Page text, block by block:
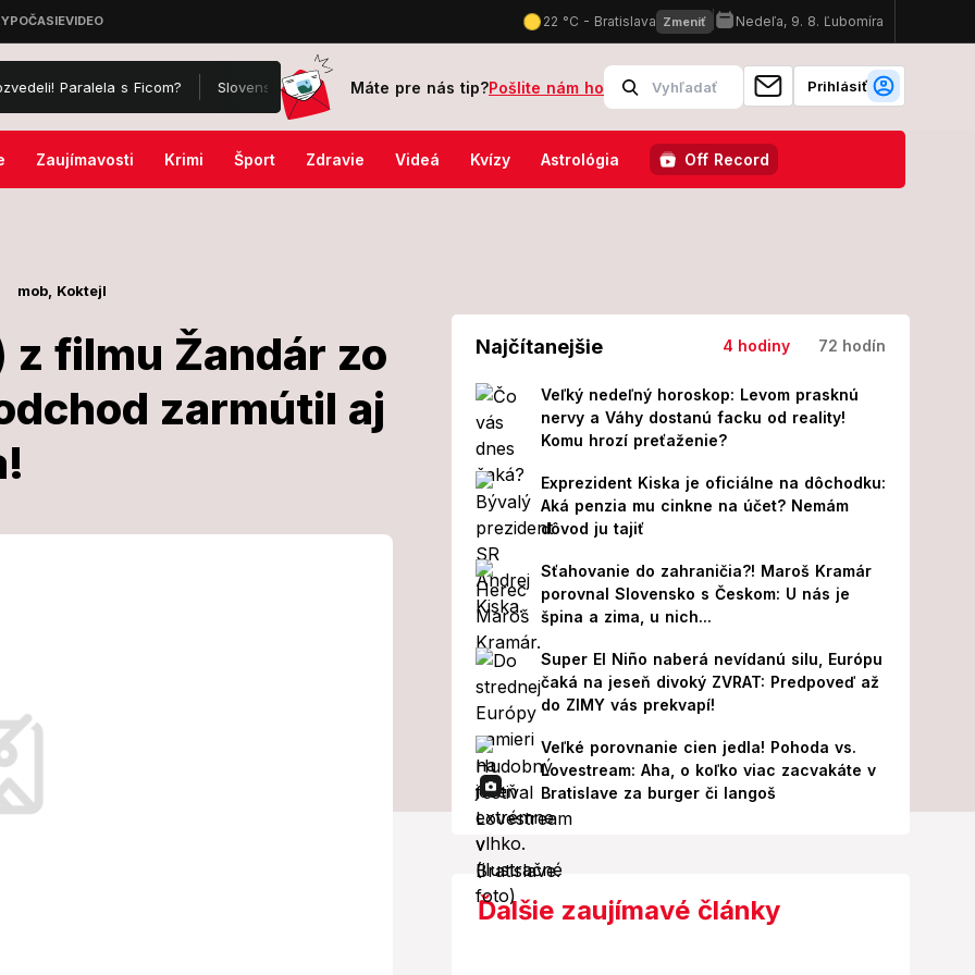
s Ficom? Slovenskí hasiči bojujú s ničivými požiarmi vo Francúzsku: Do akcie musela vyraziť aj helikoptéra! Desivá noc na
Máte pre nás tip?Pošlite nám ho Prihlásiť
Zaujímavosti Krimi Šport Zdravie Videá Kvízy Astrológia Off Record
mob, Koktejl
filmu Žandár zo
zarmútil aj
84) z filmu
Tropez: Jeho
populárnej šou Pevnosť Boyard,
Najčítanejšie 4 hodiny 72 hodín
Veľký nedeľný horoskop: Levom prasknú
nervy a Váhy dostanú facku od reality!
Komu hrozí preťaženie?
Exprezident Kiska je oficiálne na dôchodku:
Aká penzia mu cinkne na účet? Nemám
dôvod ju tajiť
Sťahovanie do zahraničia?! Maroš Kramár
porovnal Slovensko s Českom: U nás je
špina a zima, u nich...
Super El Niño naberá nevídanú silu, Európu
čaká na jeseň divoký ZVRAT: Predpoveď až
do ZIMY vás prekvapí!
Veľké porovnanie cien jedla! Pohoda vs.
Lovestream: Aha, o koľko viac zacvakáte v
Bratislave za burger či langoš
Ďalšie zaujímavé články